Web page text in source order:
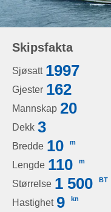
Skipsfakta
Sjøsatt 1997
Gjester 162
Mannskap 20
Dekk 3
Bredde 10 m
Lengde 110 m
Størrelse 1 500 BT
Hastighet 9 kn